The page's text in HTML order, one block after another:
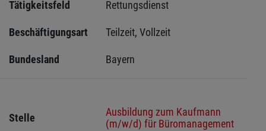
Tätigkeitsfeld Rettungsdienst
Beschäftigungsart Teilzeit, Vollzeit
Bundesland Bayern
Stelle
Ausbildung zum Kaufmann
(m/w/d) für Büromanagement